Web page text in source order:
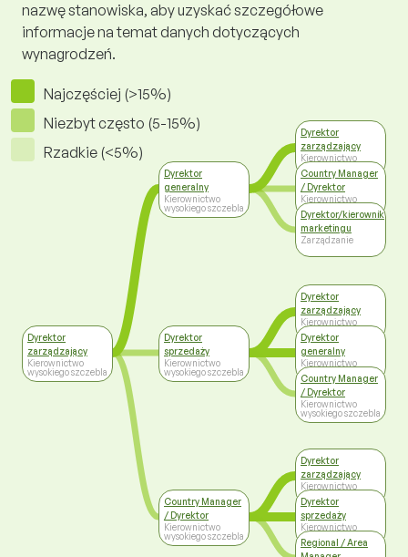
nazwę stanowiska, aby uzyskać szczegółowe
informacje na temat danych dotyczących
wynagrodzeń.
Najczęściej (>15%)
Niezbyt często (5-15%)
Rzadkie (<5%)
Dyrektor
zarządzający
Kierownictwo
wysokiego szczebla
Dyrektor
generalny
Kierownictwo
wysokiego szczebla
Dyrektor
sprzedaży
Kierownictwo
wysokiego szczebla
Country Manager
/ Dyrektor
Kierownictwo
wysokiego szczebla
Dyrektor
zarządzający
Kierownictwo
wysokiego szczebla
Country Manager
/ Dyrektor
Kierownictwo
wysokiego szczebla
Dyrektor/kierownik
marketingu
Zarządzanie
Dyrektor
zarządzający
Kierownictwo
wysokiego szczebla
Dyrektor
generalny
Kierownictwo
wysokiego szczebla
Country Manager
/ Dyrektor
Kierownictwo
wysokiego szczebla
Dyrektor
zarządzający
Kierownictwo
wysokiego szczebla
Dyrektor
sprzedaży
Kierownictwo
wysokiego szczebla
Regional / Area